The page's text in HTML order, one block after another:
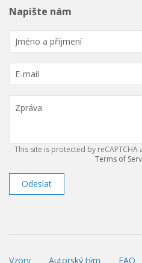
Napište nám
This site is protected by reCAPTCHA
Terms of
Odeslat
Vzory Autorský tým FAQ